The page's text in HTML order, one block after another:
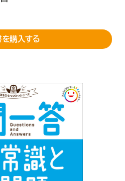
を購入する